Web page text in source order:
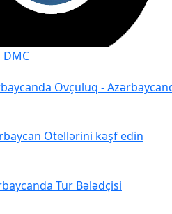
Ovçuluq -
Otellərini kəşf edin
Tur Bələdçisi